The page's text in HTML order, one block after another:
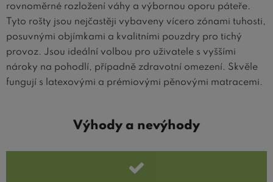
rovnoměrné rozložení váhy a výbornou oporu páteře.
Tyto rošty jsou nejčastěji vybaveny vícero zónami tuhosti,
posuvnými objímkami a kvalitními pouzdry pro tichý
provoz. Jsou ideální volbou pro uživatele s vyššími
nároky na pohodlí, případně zdravotní omezení. Skvěle
fungují s latexovými a prémiovými pěnovými matracemi.
Výhody a nevýhody